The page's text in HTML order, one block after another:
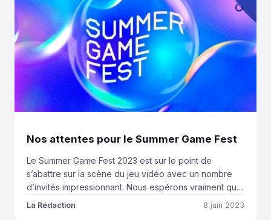
Nos attentes pour le Summer Game Fest
Le Summer Game Fest 2023 est sur le point de
s’abattre sur la scène du jeu vidéo avec un nombre
d’invités impressionnant. Nous espérons vraiment que
ce jeudi 8 juin sera une journée mémorable, au cours
La Rédaction 8 juin 2023